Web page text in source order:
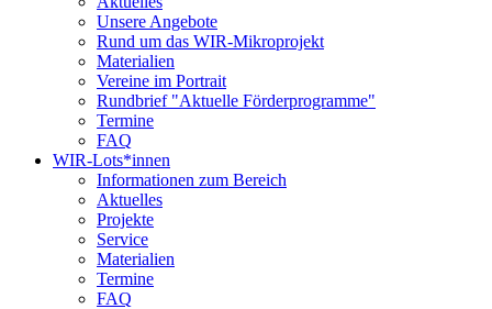
Unsere Angebote
Rund um das WIR-Mikroprojekt
Materialien
Vereine im Portrait
Rundbrief "Aktuelle Förderprogramme"
Termine
FAQ
WIR-Lots*innen
Informationen zum Bereich
Aktuelles
Projekte
Service
Materialien
Termine
FAQ